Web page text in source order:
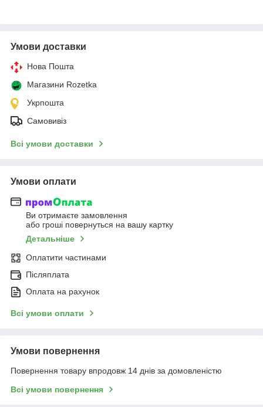
Умови доставки
Нова Пошта
Магазини Rozetka
Укрпошта
Самовивіз
Всі умови доставки
Умови оплати
Ви отримаєте замовлення
або гроші повернуться на вашу картку
Детальніше
Оплатити частинами
Післяплата
Оплата на рахунок
Всі умови оплати
Умови повернення
Повернення товару впродовж 14 днів за домовленістю
Всі умови повернення